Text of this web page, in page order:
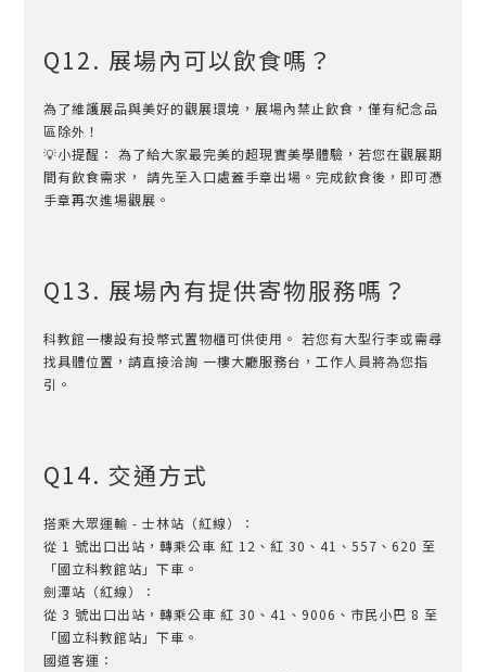
Q12. 展場內可以飲食嗎？
為了維護展品與美好的觀展環境，展場內禁止飲食，僅有紀念品
區除外！
💡小提醒： 為了給大家最完美的超現實美學體驗，若您在觀展期
間有飲食需求， 請先至入口處蓋手章出場。完成飲食後，即可憑
手章再次進場觀展。
Q13. 展場內有提供寄物服務嗎？
科教館一樓設有投幣式置物櫃可供使用。 若您有大型行李或需尋
找具體位置，請直接洽詢 一樓大廳服務台，工作人員將為您指
引。
Q14. 交通方式
搭乘大眾運輸 - 士林站（紅線）：
從 1 號出口出站，轉乘公車 紅 12、紅 30、41、557、620 至
「國立科教館站」下車。
劍潭站（紅線）：
從 3 號出口出站，轉乘公車 紅 30、41、9006、市民小巴 8 至
「國立科教館站」下車。
國道客運：